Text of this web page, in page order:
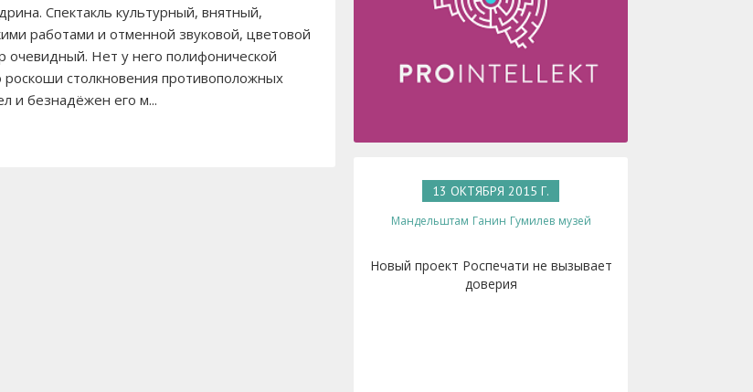
Спектакль культурный, внятный,
работами и отменной звуковой, цветовой
очевидный. Нет у него полифонической
столкновения противоположных
и безнадёжен его м...
13 ОКТЯБРЯ 2015 Г.
Мандельштам Ганин Гумилев музей
Новый проект Роспечати не вызывает
доверия